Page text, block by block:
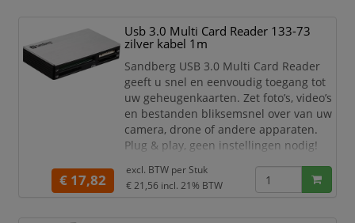
verhogen de veiligheid en voorkomen
dat onbevoegde gebruikers toegang
Usb 3.0 Multi Card Reader 133-73
zilver kabel 1m
Sandberg USB 3.0 Multi Card Reader
geeft u snel en eenvoudig toegang tot
uw geheugenkaarten. Zet foto’s, video’s
en bestanden bliksemsnel over van uw
camera, drone of andere apparaten.
Plug & play, geen instellingen nodig!
Specificaties:
Interfacestandaard: USB 3.0
€ 17,82
excl. BTW per Stuk
€ 21,56 incl. 21% BTW